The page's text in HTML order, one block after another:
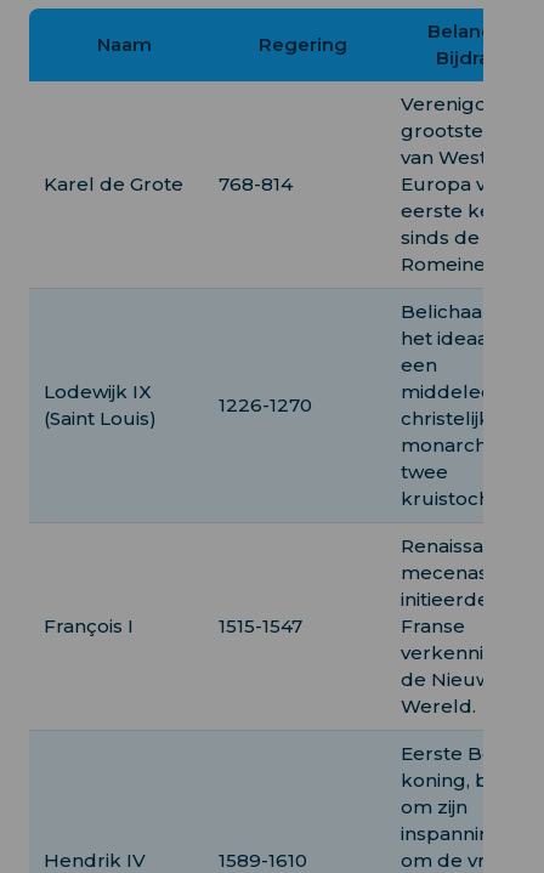
Naam Regering
Belangrijke
Bijdragen
Karel de Grote 768-814
Verenigde het
grootste deel
van West-
Europa voor
eerste keer
sinds de
Romeinen.
Lodewijk IX
(Saint Louis)
1226-1270
Belichaamde
het ideaal van
een
middeleeuwse
christelijke
monarch,
twee
kruistochten.
François I 1515-1547
Renaissance
mecenas,
initieerde de
Franse
verkenning
de Nieuwe
Wereld.
Hendrik IV 1589-1610
Eerste
koning,
om zijn
inspanningen
om de vrede in